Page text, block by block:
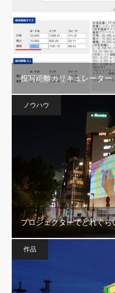
投写距離カリキュレーター
ノウハウ
プロジェクターでどれぐ
作品